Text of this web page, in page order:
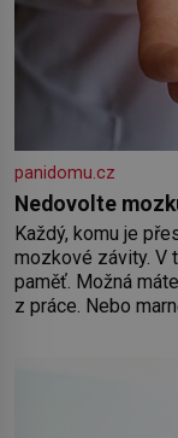
panidomu.cz
Nedovolte
Každý, komu je
mozkové závity. V
paměť. Možná
z práce. Nebo